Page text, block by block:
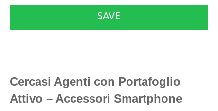
SAVE
Cercasi Agenti con Portafoglio
Attivo – Accessori Smartphone